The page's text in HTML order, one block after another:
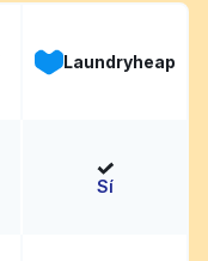
Laundryheap
Sí